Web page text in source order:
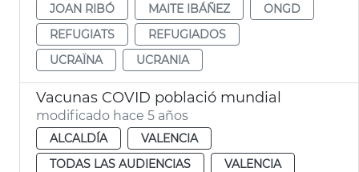
JOAN RIBÓ
MAITE IBÁÑEZ
ONGD
REFUGIATS
REFUGIADOS
UCRAÏNA
UCRANIA
Vacunas COVID població mundial
modificado hace 5 años
ALCALDÍA
VALENCIA
TODAS LAS AUDIENCIAS
VALENCIA